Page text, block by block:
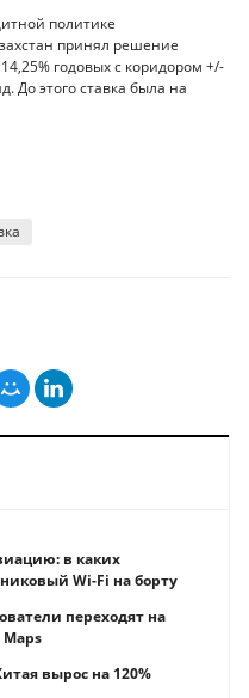
политике
принял решение
годовых с коридором +/-
До этого ставка была на
продолжить снижение
могут сменить дизайн,
в каких
Wi-Fi на борту
переходят на
Maps
вырос на 120%